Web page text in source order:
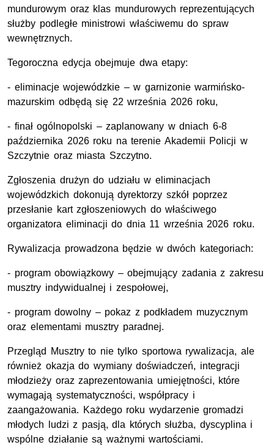
mundurowym oraz klas mundurowych reprezentujących
służby podległe ministrowi właściwemu do spraw
wewnętrznych.
Tegoroczna edycja obejmuje dwa etapy:
- eliminacje wojewódzkie – w garnizonie warmińsko-
mazurskim odbędą się 22 września 2026 roku,
- finał ogólnopolski – zaplanowany w dniach 6-8
października 2026 roku na terenie Akademii Policji w
Szczytnie oraz miasta Szczytno.
Zgłoszenia drużyn do udziału w eliminacjach
wojewódzkich dokonują dyrektorzy szkół poprzez
przesłanie kart zgłoszeniowych do właściwego
organizatora eliminacji do dnia 11 września 2026 roku.
Rywalizacja prowadzona będzie w dwóch kategoriach:
- program obowiązkowy – obejmujący zadania z zakresu
musztry indywidualnej i zespołowej,
- program dowolny – pokaz z podkładem muzycznym
oraz elementami musztry paradnej.
Przegląd Musztry to nie tylko sportowa rywalizacja, ale
również okazja do wymiany doświadczeń, integracji
młodzieży oraz zaprezentowania umiejętności, które
wymagają systematyczności, współpracy i
zaangażowania. Każdego roku wydarzenie gromadzi
młodych ludzi z pasją, dla których służba, dyscyplina i
wspólne działanie są ważnymi wartościami.